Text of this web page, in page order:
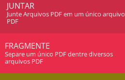
JUNTAR
Junte Arquivos PDF em um único arquivo
PDF
FRAGMENTE
Separe um único PDF dentre diversos
arquivos PDF